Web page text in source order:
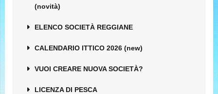
(novità)
ELENCO SOCIETÀ REGGIANE
CALENDARIO ITTICO 2026 (new)
VUOI CREARE NUOVA SOCIETÀ?
LICENZA DI PESCA